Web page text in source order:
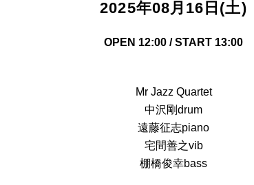
2025年08月16日(土)
OPEN 12:00 / START 13:00
Mr Jazz Quartet
中沢剛drum
遠藤征志piano
宅間善之vib
棚橋俊幸bass